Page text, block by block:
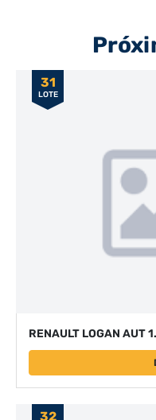
31
LOTE
RENAULT LOGAN
32